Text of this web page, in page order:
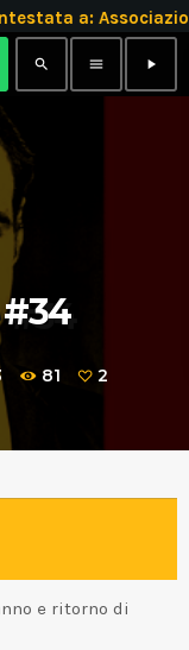
a:
search menu play_arrow
#34
81 2
e ritorno di